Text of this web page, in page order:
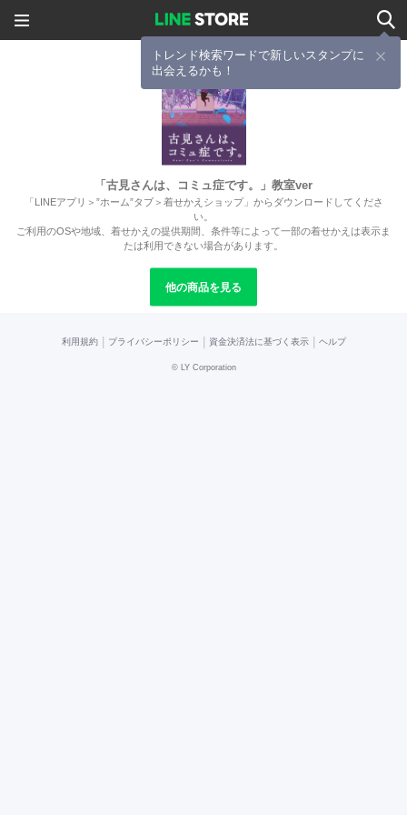
トレンド検索ワードで新しいスタンプに
出会えるかも！
「古見さんは、コミュ症です。」教室ver
「LINEアプリ＞”ホーム”タブ＞着せかえショップ」からダウンロードしてくださ
い。
ご利用のOSや地域、着せかえの提供期間、条件等によって一部の着せかえは表示ま
たは利用できない場合があります。
他の商品を見る
利用規約 プライバシーポリシー 資金決済法に基づく表示 ヘルプ
© LY Corporation